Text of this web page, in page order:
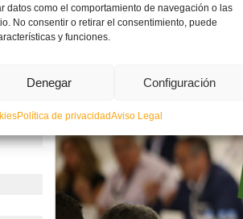
datos como el comportamiento de navegación o las
No consentir o retirar el consentimiento, puede
y funciones.
Denegar Configuración
Política de privacidadAviso Legal